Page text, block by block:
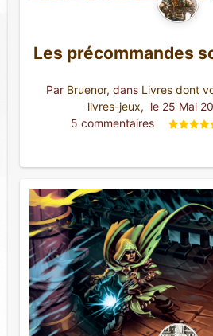
Les précommandes
Par Bruenor, dans Livres dont
livres-jeux, le 25 Mai
5 commentaires